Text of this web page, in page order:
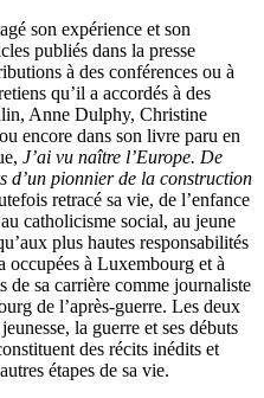
son expérience et son
publiés dans la presse
à des conférences ou à
qu’il a accordés à des
Anne Dulphy, Christine
encore dans son livre paru en
J’ai vu naître l’Europe. De
d’un pionnier de la construction
retracé sa vie, de l’enfance
catholicisme social, au jeune
plus hautes responsabilités
occupées à Luxembourg et à
de sa carrière comme journaliste
de l’après-guerre. Les deux
la guerre et ses débuts
des récits inédits et
étapes de sa vie.